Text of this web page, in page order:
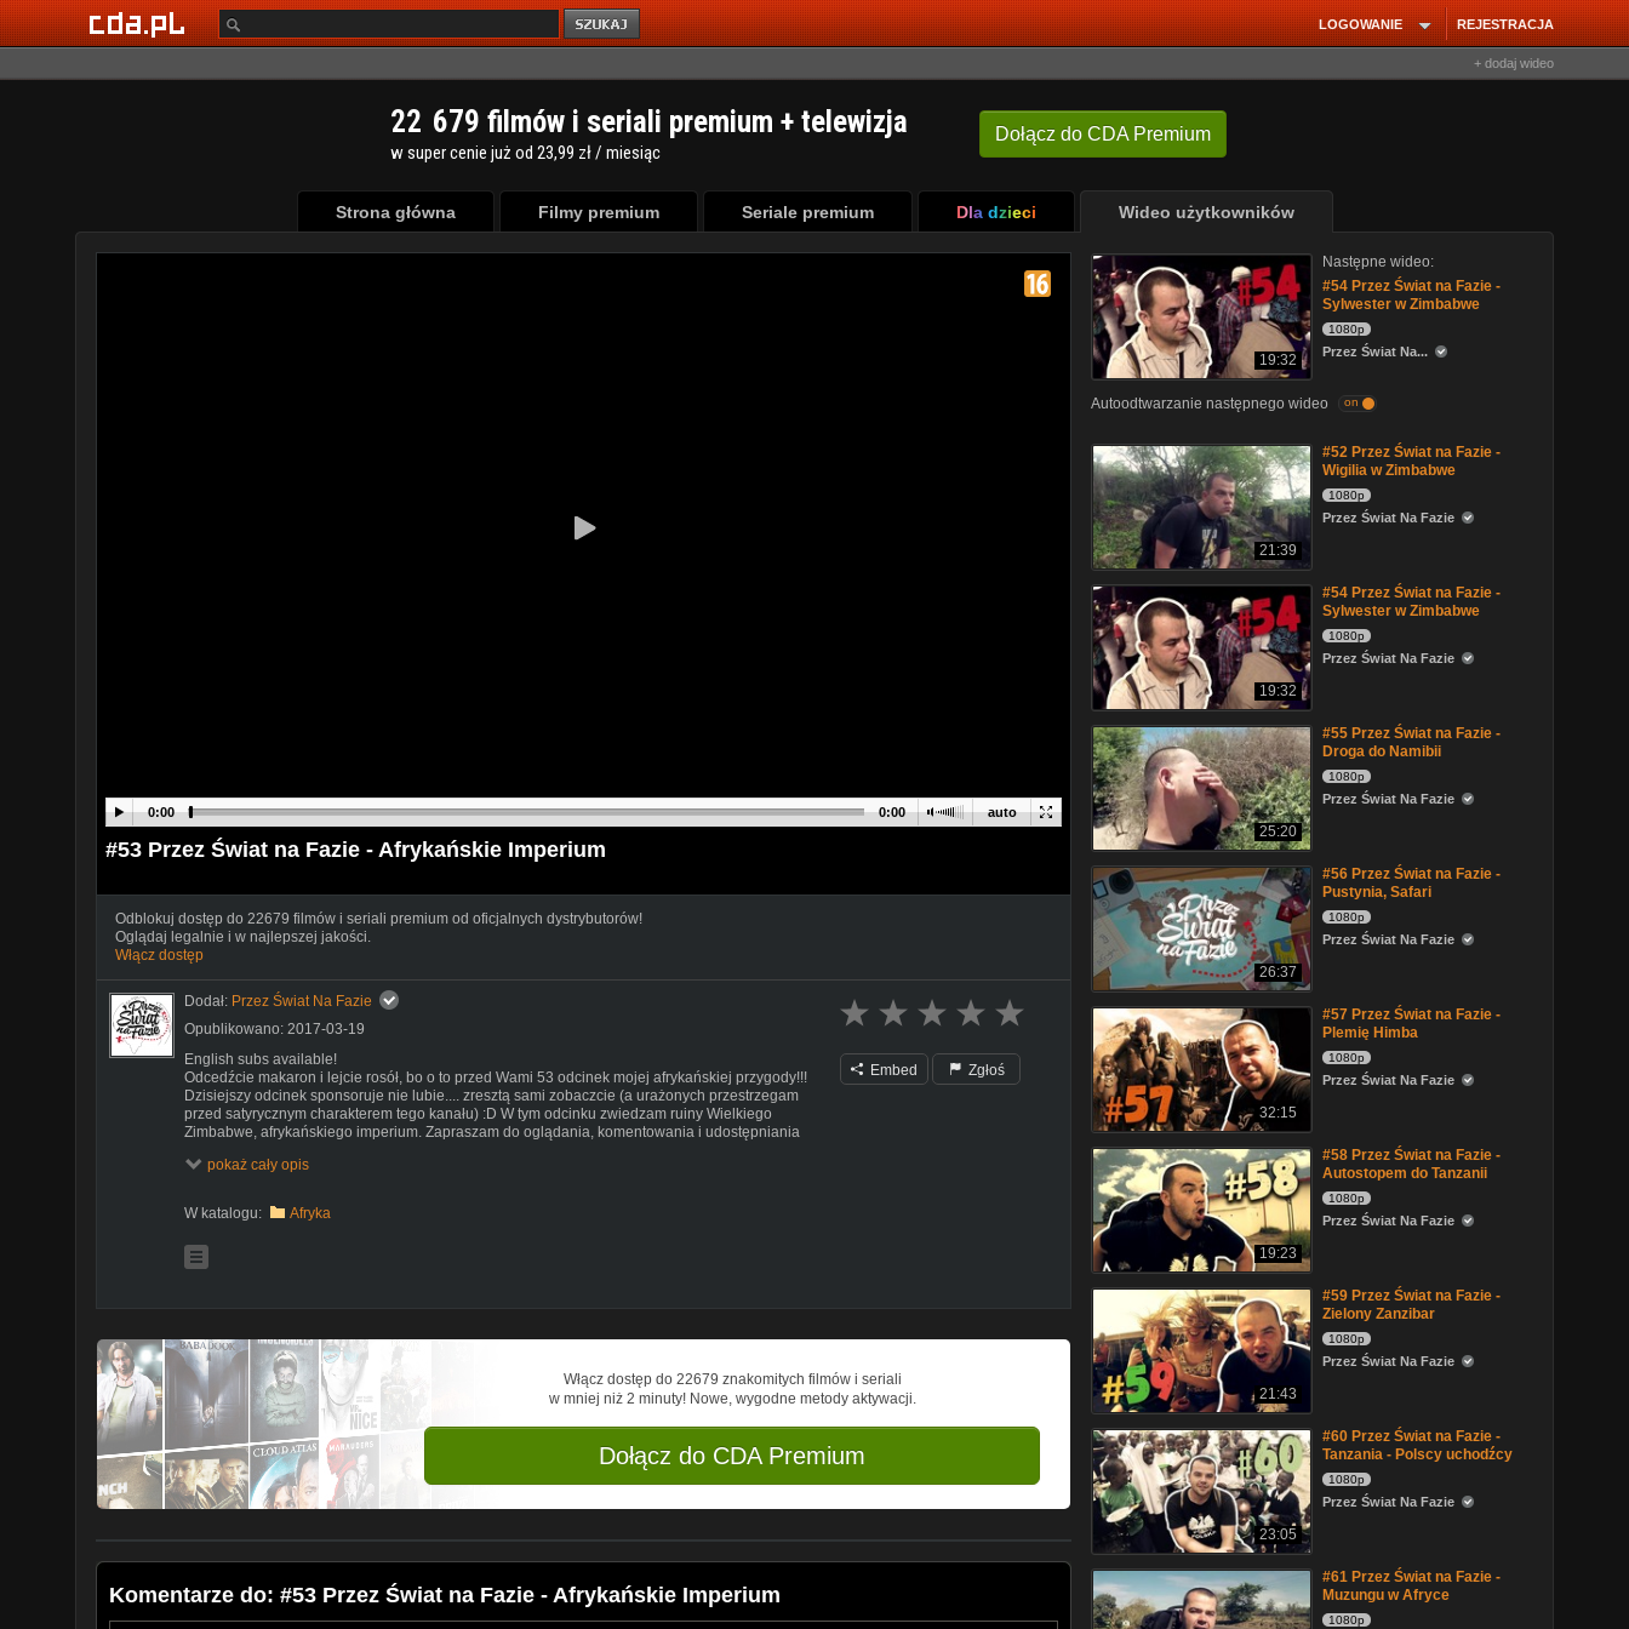
REJESTRACJA
LOGOWANIE
+ dodaj wideo
Dołącz do CDA Premium
22 679 filmów i seriali premium + telewizja
w super cenie już od 23,99 zł / miesiąc
Strona główna Filmy premium Seriale premium Dla dzieci Wideo użytkowników
auto
0:00 0:00
#53 Przez Świat na Fazie - Afrykańskie Imperium
Odblokuj dostęp do 22679 filmów i seriali premium od oficjalnych dystrybutorów!
Oglądaj legalnie i w najlepszej jakości.
Włącz dostęp
Dodał: Przez Świat Na Fazie
Opublikowano: 2017-03-19
English subs available!
Odcedźcie makaron i lejcie rosół, bo o to przed Wami 53 odcinek mojej afrykańskiej przygody!!!
Dzisiejszy odcinek sponsoruje nie lubie.... zresztą sami zobaczcie (a urażonych przestrzegam
przed satyrycznym charakterem tego kanału) :D W tym odcinku zwiedzam ruiny Wielkiego
Zimbabwe, afrykańskiego imperium. Zapraszam do oglądania, komentowania i udostępniania
# FACEBOOK:........
https://facebook.com/przezswiatnafazie
# IG...........https://www.instagram.com/przez_swiat_na_fazie
pokaż cały opis
W katalogu: Afryka
Embed Zgłoś
Włącz dostęp do 22679 znakomitych filmów i seriali
w mniej niż 2 minuty! Nowe, wygodne metody aktywacji.
Dołącz do CDA Premium
Komentarze do: #53 Przez Świat na Fazie - Afrykańskie Imperium
19:32
Następne wideo:
#54 Przez Świat na Fazie -
Sylwester w Zimbabwe
1080p
Przez Świat Na...
Autoodtwarzanie następnego wideo on
21:39
#52 Przez Świat na Fazie -
Wigilia w Zimbabwe
1080p
Przez Świat Na Fazie
19:32
#54 Przez Świat na Fazie -
Sylwester w Zimbabwe
1080p
Przez Świat Na Fazie
25:20
#55 Przez Świat na Fazie -
Droga do Namibii
1080p
Przez Świat Na Fazie
26:37
#56 Przez Świat na Fazie -
Pustynia, Safari
1080p
Przez Świat Na Fazie
32:15
#57 Przez Świat na Fazie -
Plemię Himba
1080p
Przez Świat Na Fazie
19:23
#58 Przez Świat na Fazie -
Autostopem do Tanzanii
1080p
Przez Świat Na Fazie
21:43
#59 Przez Świat na Fazie -
Zielony Zanzibar
1080p
Przez Świat Na Fazie
23:05
#60 Przez Świat na Fazie -
Tanzania - Polscy uchodźcy
1080p
Przez Świat Na Fazie
#61 Przez Świat na Fazie -
Muzungu w Afryce
1080p